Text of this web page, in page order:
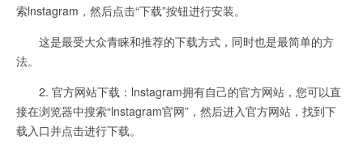
索lnstagram，然后点击“下载”按钮进行安装。
这是最受大众青睐和推荐的下载方式，同时也是最简单的方
法。
2. 官方网站下载：lnstagram拥有自己的官方网站，您可以直
接在浏览器中搜索“lnstagram官网”，然后进入官方网站，找到下
载入口并点击进行下载。